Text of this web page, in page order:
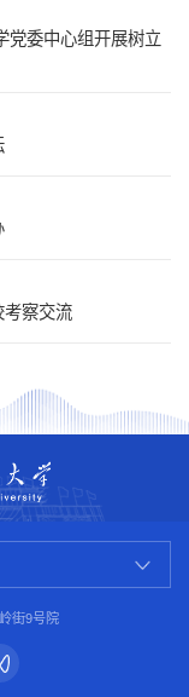
委中心组开展树立
考察交流
街9号院